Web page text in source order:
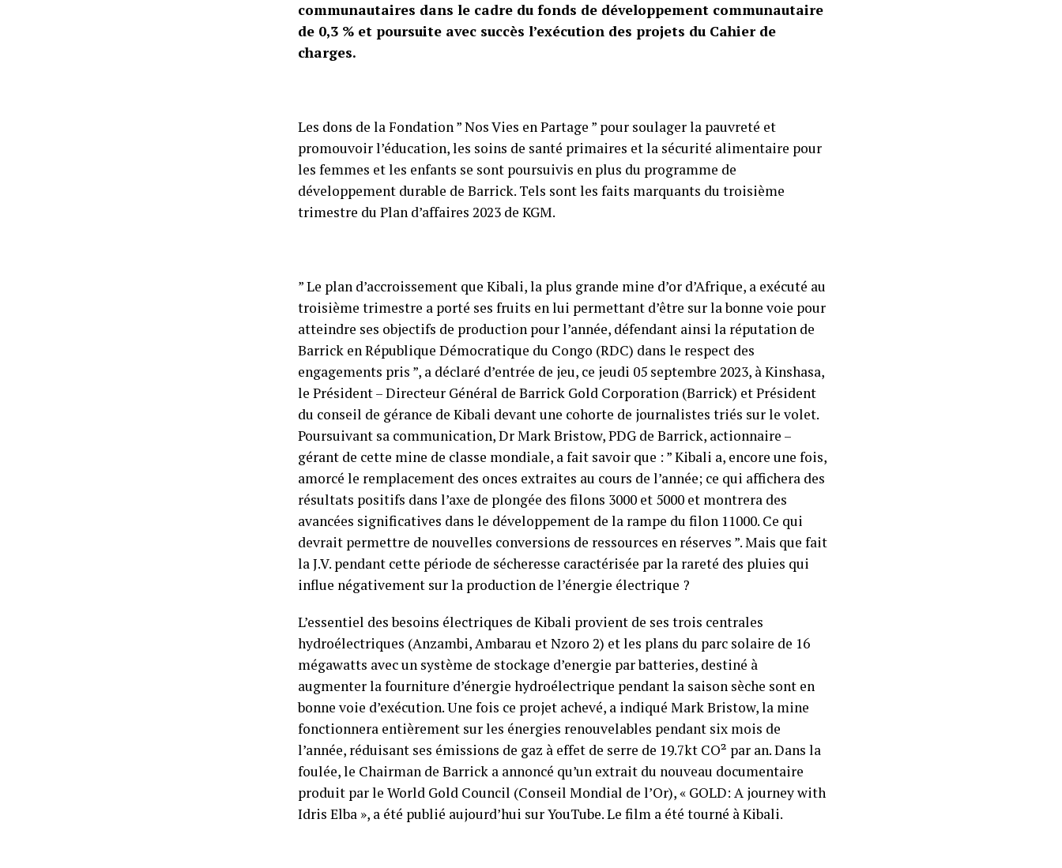
communautaires dans le cadre du fonds de développement communautaire
de 0,3 % et poursuite avec succès l’exécution des projets du Cahier de
charges.
Les dons de la Fondation ” Nos Vies en Partage ” pour soulager la pauvreté et
promouvoir l’éducation, les soins de santé primaires et la sécurité alimentaire pour
les femmes et les enfants se sont poursuivis en plus du programme de
développement durable de Barrick. Tels sont les faits marquants du troisième
trimestre du Plan d’affaires 2023 de KGM.
” Le plan d’accroissement que Kibali, la plus grande mine d’or d’Afrique, a exécuté au
troisième trimestre a porté ses fruits en lui permettant d’être sur la bonne voie pour
atteindre ses objectifs de production pour l’année, défendant ainsi la réputation de
Barrick en République Démocratique du Congo (RDC) dans le respect des
engagements pris ”, a déclaré d’entrée de jeu, ce jeudi 05 septembre 2023, à Kinshasa,
le Président – Directeur Général de Barrick Gold Corporation (Barrick) et Président
du conseil de gérance de Kibali devant une cohorte de journalistes triés sur le volet.
Poursuivant sa communication, Dr Mark Bristow, PDG de Barrick, actionnaire –
gérant de cette mine de classe mondiale, a fait savoir que : ” Kibali a, encore une fois,
amorcé le remplacement des onces extraites au cours de l’année; ce qui affichera des
résultats positifs dans l’axe de plongée des filons 3000 et 5000 et montrera des
avancées significatives dans le développement de la rampe du filon 11000. Ce qui
devrait permettre de nouvelles conversions de ressources en réserves ”. Mais que fait
la J.V. pendant cette période de sécheresse caractérisée par la rareté des pluies qui
influe négativement sur la production de l’énergie électrique ?
L’essentiel des besoins électriques de Kibali provient de ses trois centrales
hydroélectriques (Anzambi, Ambarau et Nzoro 2) et les plans du parc solaire de 16
mégawatts avec un système de stockage d’energie par batteries, destiné à
augmenter la fourniture d’énergie hydroélectrique pendant la saison sèche sont en
bonne voie d’exécution. Une fois ce projet achevé, a indiqué Mark Bristow, la mine
fonctionnera entièrement sur les énergies renouvelables pendant six mois de
l’année, réduisant ses émissions de gaz à effet de serre de 19.7kt CO² par an. Dans la
foulée, le Chairman de Barrick a annoncé qu’un extrait du nouveau documentaire
produit par le World Gold Council (Conseil Mondial de l’Or), « GOLD: A journey with
Idris Elba », a été publié aujourd’hui sur YouTube. Le film a été tourné à Kibali.